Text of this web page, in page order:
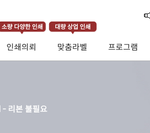
소량 다양한 인쇄
인쇄의뢰
대량 상업 인쇄
맞춤라벨 프로그램
리본 불필요